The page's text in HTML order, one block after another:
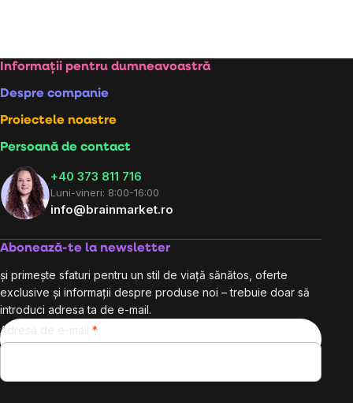
Subsol
Informații pentru dumneavoastră
Despre companie
Proiectele noastre
Persoană de contact
+40 373 811 716
Luni-vineri: 8:00-16:00
info@brainmarket.ro
Abonează-te la newsletter
și primește sfaturi pentru un stil de viață sănătos, oferte
exclusive și informații despre produse noi – trebuie doar să
introduci adresa ta de e-mail.
Adresă de e-mail